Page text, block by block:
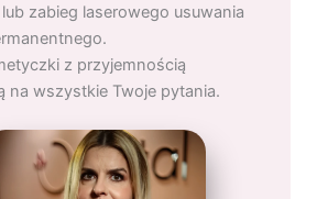
zabieg laserowego usuwania
z przyjemnością
na wszystkie Twoje pytania.